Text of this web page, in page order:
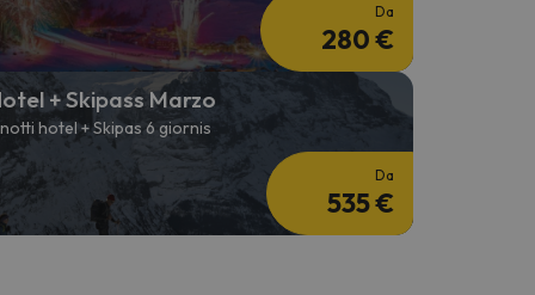
Da
280 €
+ Skipass Marzo
hotel + Skipas 6 giornis
Da
535 €